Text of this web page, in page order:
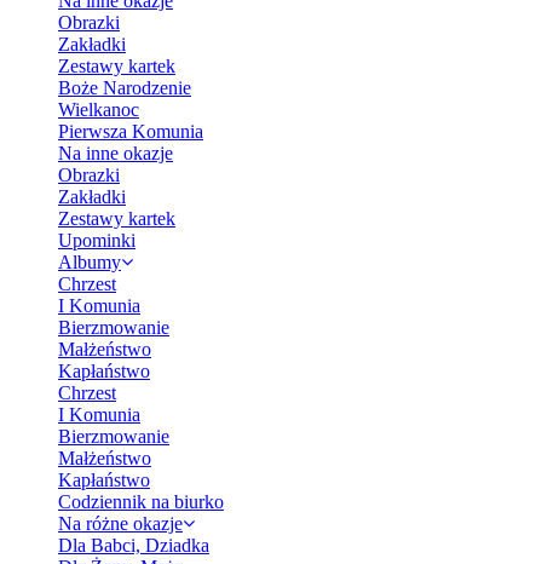
Obrazki
Zakładki
Zestawy kartek
Boże Narodzenie
Wielkanoc
Pierwsza Komunia
Na inne okazje
Obrazki
Zakładki
Zestawy kartek
Upominki
Albumy
Chrzest
I Komunia
Bierzmowanie
Małżeństwo
Kapłaństwo
Chrzest
I Komunia
Bierzmowanie
Małżeństwo
Kapłaństwo
Codziennik na biurko
Na różne okazje
Dla Babci, Dziadka